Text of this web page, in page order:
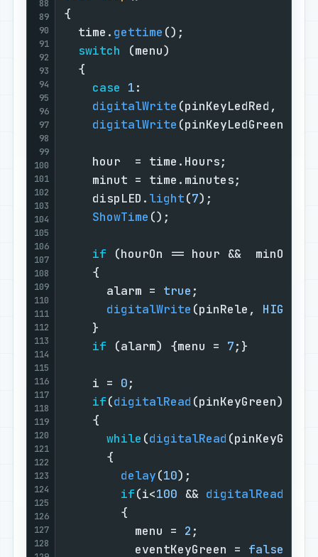
88
89
90
91
92
93
94
95
96
97
98
99
100
101
102
103
104
105
106
107
108
109
110
111
112
113
114
115
116
117
118
119
120
121
122
123
124
125
126
127
128
  time.
gettime
switch
case 1
digitalWrite (pinKeyLedRed,
digitalWrite (pinKeyLedGreen,
hour  =
minut =
    dispLED.
light(7
ShowTime
if (hourOn == hour
      alarm =
true
digitalWrite (pinRele, HIGH
if (alarm) {menu = 7
    i =
0
if(digitalRead
while (digitalRead
delay(10
if(i<100 && digitalRead
          menu =
2
          eventKeyGreen =
false